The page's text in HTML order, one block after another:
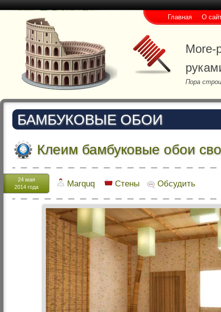
More-
Пора
Главная О
БАМБУКОВЫЕ ОБОИ
Клеим бамбуковые обои
24 мая
2014 года
Marquq Стены Обсудить